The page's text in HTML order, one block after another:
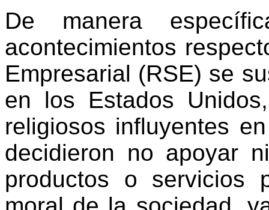
De manera
acontecimientos
Empresarial (RSE) se
en los Estados
religiosos influyentes
decidieron no apoyar
productos o servicios